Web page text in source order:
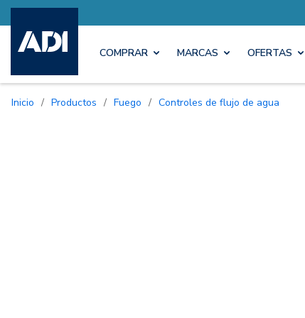
COMPRAR MARCAS OFERTAS
Inicio / Productos / Fuego / Controles de flujo de agua